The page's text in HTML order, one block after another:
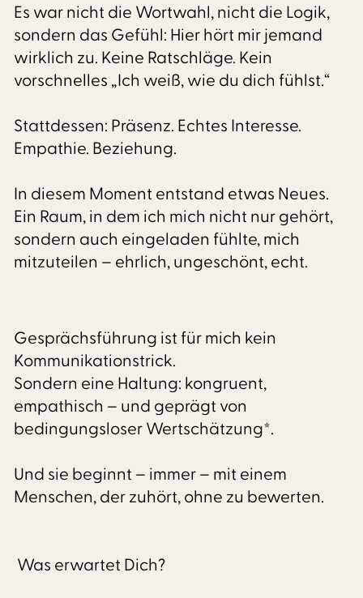
Es war nicht die Wortwahl, nicht die Logik,
sondern das Gefühl: Hier hört mir jemand
wirklich zu. Keine Ratschläge. Kein
vorschnelles „Ich weiß, wie du dich fühlst.“
Stattdessen: Präsenz. Echtes Interesse.
Empathie. Beziehung.
In diesem Moment entstand etwas Neues.
Ein Raum, in dem ich mich nicht nur gehört,
sondern auch eingeladen fühlte, mich
mitzuteilen – ehrlich, ungeschönt, echt.
Gesprächsführung ist für mich kein
Kommunikationstrick.
Sondern eine Haltung: kongruent,
empathisch – und geprägt von
bedingungsloser Wertschätzung*.
Und sie beginnt – immer – mit einem
Menschen, der zuhört, ohne zu bewerten.
Was erwartet Dich?